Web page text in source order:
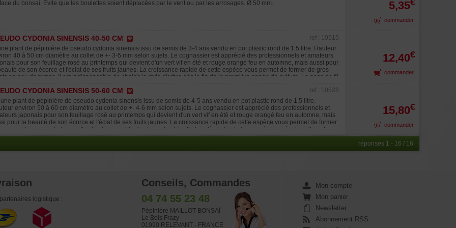
du bonsai. Evite que les boulettes soient déplacées par le vent ou par les arrosages. Ø 50 mm.
5,35
commander
CYDONIA SINENSIS 40-50 CM
ref : 10515
plant de pépinière de pseudo cydonia sinensis issu de semis de 3-4 ans vendu en pot plastic rond de 1.5 litre. Hauteur
40 à 50 cm diamètre au collet de +- 3-5 mm selon sujets. Le cognassier est apprécié des professionnels et amateurs
pour son feuillage rosé au printemps qui devient d'un vert vif en été et rouge orangé feu en automne, mais aussi pour
de son écorce et l'éclat de ses fruits jaunes. La croissance rapide de cette espèce vous permet de former de gros
en peu de temps. Il est indispensable de choisir le style d'arbre dès la fin de la première année de culture. La pose de fil
vous conseillons vivement de continuer la culture en terre akadama avec une fertilisation mensuelle de mai à novembre
au biogold soit avec de l'engrais boulettes.
12,40€
commander
CYDONIA SINENSIS 50-60 CM
ref : 10528
plant de pépinière de pseudo cydonia sinensis issu de semis de 4-5 ans vendu en pot plastic rond de 1.5 litre.
environ 50 à 60 cm diamètre au collet de +- 4-6 mm selon sujets. Le cognassier est apprécié des professionnels et
japonais pour son feuillage rosé au printemps qui devient d'un vert vif en été et rouge orangé feu en automne, mais
pour la beauté de son écorce et l'éclat de ses fruits jaunes. La croissance rapide de cette espèce vous permet de former
sujets en peu de temps. Il est indispensable de choisir le style d'arbre dès la fin de la première année de culture. La
de fil de ligatures sur ce tronc encore souple vous permettra de donner le mouvement et de déterminer ensuite l'avenir
soit au biogold soit avec de l'engrais boulettes.
15,80€
commander
réponses 1 - 16 / 16
logistique :
Conseils, Commandes
04 74 55 23 48
Pépinière MAILLOT-BONSAÏ
Le Bois Frazy
01990 RELEVANT - FRANCE
Mon compte
Mon panier
Newsletter
Abonnement RSS